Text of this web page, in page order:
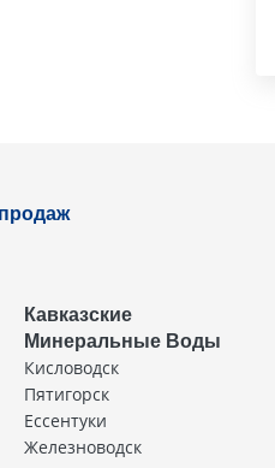
Кавказские
Минеральные Воды
Кисловодск
Пятигорск
Ессентуки
Железноводск